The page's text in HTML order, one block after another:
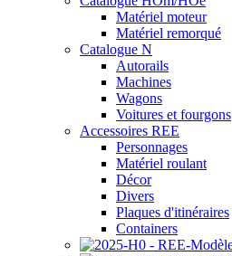
Matériel moteur
Matériel remorqué
Catalogue N
Autorails
Machines
Wagons
Voitures et fourgons
Accessoires REE
Personnages
Matériel roulant
Décor
Divers
Plaques d'itinéraires
Containers